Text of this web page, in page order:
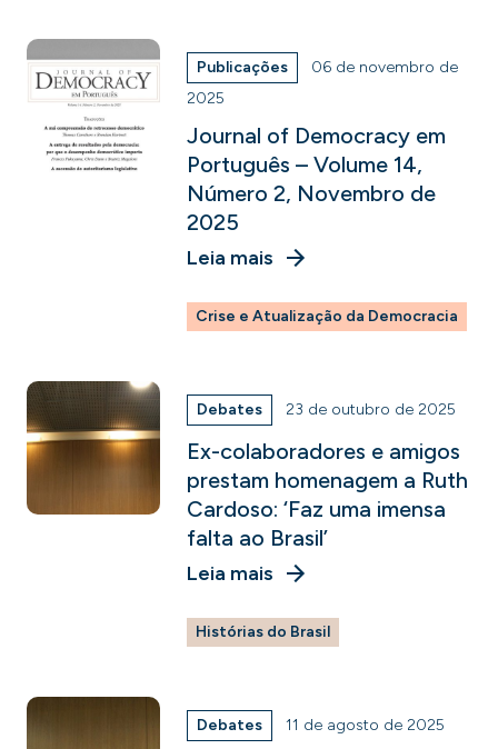
Publicações
06 de novembro de
2025
Journal of Democracy em
Português – Volume 14,
Número 2, Novembro de
2025
Leia mais
Crise e Atualização da Democracia
Debates 23 de outubro de 2025
Ex-colaboradores e amigos
prestam homenagem a Ruth
Cardoso: ‘Faz uma imensa
falta ao Brasil’
Leia mais
Histórias do Brasil
Debates 11 de agosto de 2025